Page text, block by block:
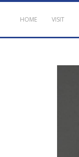
HOME VISIT